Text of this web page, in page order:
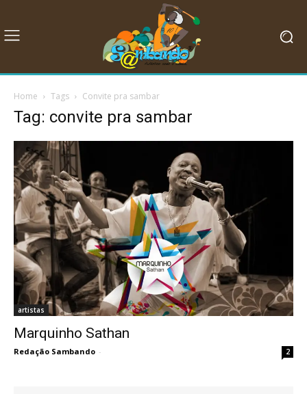
Home Tags Convite pra sambar
Tag: convite pra sambar
artistas
Marquinho Sathan
Redação Sambando - 2